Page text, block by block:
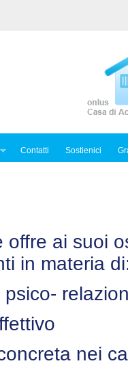
Contatti Sostienici
offre ai suoi
in materia
nei